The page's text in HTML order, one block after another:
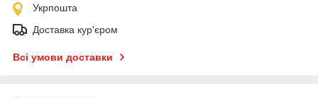
Укрпошта
Доставка кур'єром
Всі умови доставки